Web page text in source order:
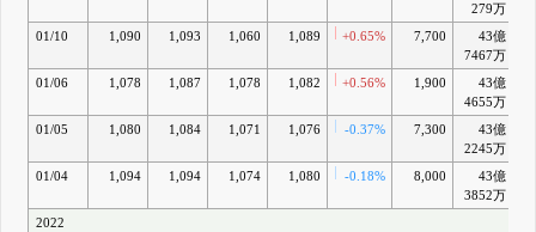
279万
01/10 1,090 1,093 1,060 1,089 +0.65% 7,700
43億
7467万
01/06 1,078 1,087 1,078 1,082 +0.56% 1,900
43億
4655万
01/05 1,080 1,084 1,071 1,076 -0.37% 7,300
43億
2245万
01/04 1,094 1,094 1,074 1,080 -0.18% 8,000
43億
3852万
2022